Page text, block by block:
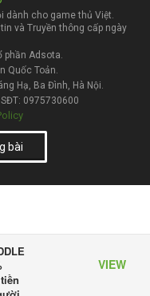
VIEW
dành cho game thủ Việt.
và Truyền thông cấp ngày
Adsota.
Quốc Toản.
Hạ, Ba Đình, Hà Nội.
0975730600
bài